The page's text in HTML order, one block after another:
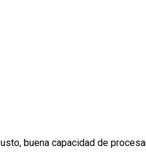
buena capacidad de